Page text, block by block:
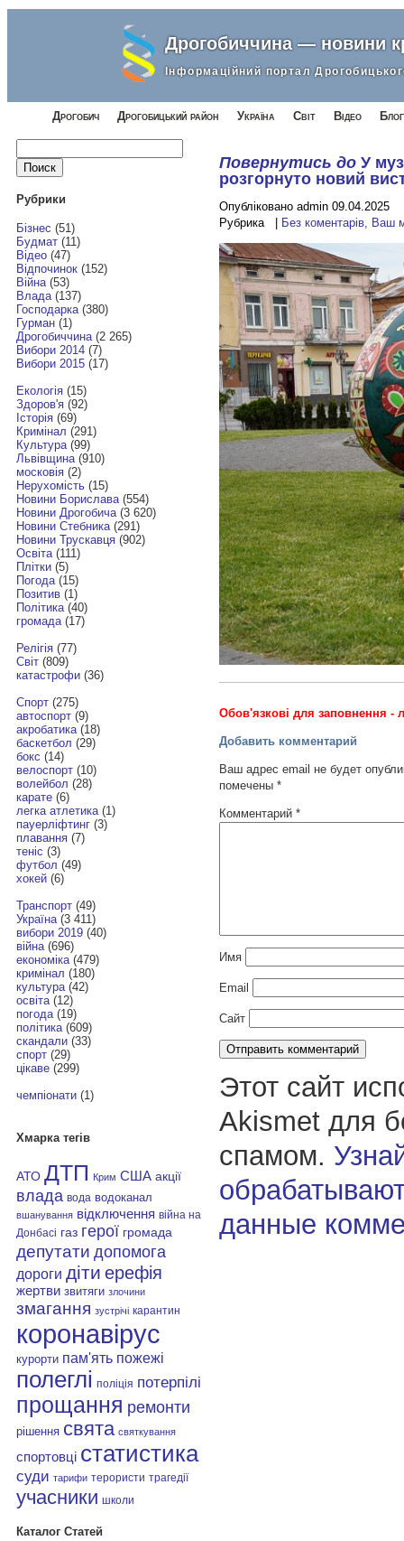
Дрогобиччина — новини
Інформаційний портал
Дрогобич Дрогобицький район Україна Світ Відео
Найти:
Рубрики
Бізнес (51)
Будмат(11)
Відео(47)
Відпочинок(152)
Війна(53)
Влада(137)
Господарка(380)
Гурман(1)
Дрогобиччина(2 265)
Вибори 2014(7)
Вибори 2015(17)
Екологія(15)
Здоров'я(92)
Історія(69)
Кримінал (291)
Культура(99)
Львівщина(910)
московія(2)
Нерухомість(15)
Новини Борислава(554)
Новини Дрогобича(3 620)
Новини Стебника(291)
Новини Трускавця(902)
Освіта(111)
Плітки(5)
Погода(15)
Позитив(1)
Політика(40)
громада(17)
Релігія(77)
Світ(809)
катастрофи(36)
Спорт(275)
автоспорт(9)
акробатика(18)
баскетбол (29)
бокс (14)
велоспорт(10)
волейбол (28)
карате(6)
легка атлетика(1)
пауерліфтинг(3)
плавання(7)
теніс (3)
футбол (49)
хокей(6)
Транспорт(49)
Україна(3 411)
вибори 2019(40)
війна(696)
економіка(479)
кримінал (180)
культура(42)
освіта(12)
погода(19)
політика(609)
скандали(33)
спорт(29)
цікаве(299)
чемпіонати(1)
Хмарка тегів
АТО ДТП Крим США акції
влада вода водоканал
вшанування відключення війна на
Донбасі газ герої громада
депутати допомога
дороги діти ерефія
жертви звитяги злочини
змагання зустрічі карантин
коронавірус
курорти пам'ять пожежі
полеглі поліція потерпілі
прощання ремонти
рішення свята святкування
спортовці статистика
суди тарифи терористи трагедії
учасники школи
Каталог Статей
Повернутись до У
розгорнуто новий
Опубліковано admin 09.04.2025
Рубрика | Без коментарів, Ваш
Обов'язкові для заповнення -
Добавить комментарий
Ваш адрес email не будет
помечены *
Комментарий *
Имя
Email
Сайт
Этот сайт
Akismet для
спамом.
данные